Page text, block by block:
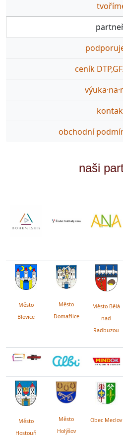
ceník
obchodní
naši
Město
Blovice
Město
Domažlice
Město Bělá
nad
Radbuzou
Město
Hostouň
Město
Holýšov
Obec Meclov